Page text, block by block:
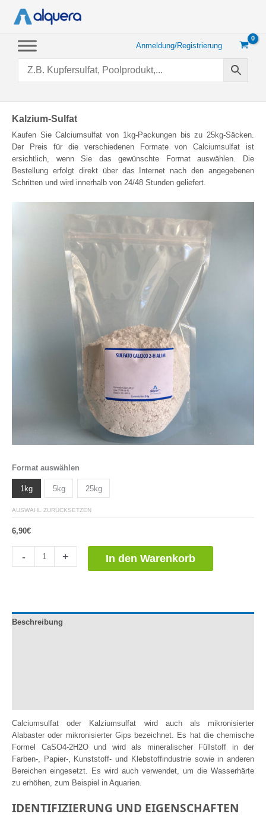
Inhalt
Anmeldung/Registrierung
Kalzium-Sulfat
Kaufen Sie Calciumsulfat von 1kg-Packungen bis zu 25kg-Säcken.
Der Preis für die verschiedenen Formate von Calciumsulfat ist
ersichtlich, wenn Sie das gewünschte Format auswählen. Die
Bestellung erfolgt direkt über das Internet nach den angegebenen
Schritten und wird innerhalb von 24/48 Stunden geliefert.
Format auswählen
1kg 5kg 25kg
AUSWAHL ZURÜCKSETZEN
6,90€
- + In den Warenkorb
Beschreibung
Calciumsulfat oder Kalziumsulfat wird auch als mikronisierter
Alabaster oder mikronisierter Gips bezeichnet. Es hat die chemische
Formel CaSO4-2H2O und wird als mineralischer Füllstoff in der
Farben-, Papier-, Kunststoff- und Klebstoffindustrie sowie in anderen
Bereichen eingesetzt. Es wird auch verwendet, um die Wasserhärte
zu erhöhen, zum Beispiel in Aquarien.
IDENTIFIZIERUNG UND EIGENSCHAFTEN